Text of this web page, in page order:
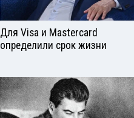
Для Visа и Mastercard
определили срок жизни